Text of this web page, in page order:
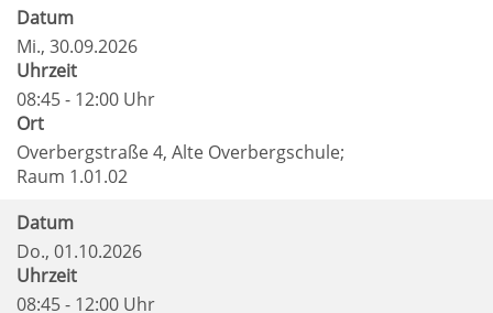
Datum
Mi., 30.09.2026
Uhrzeit
08:45 - 12:00 Uhr
Ort
Overbergstraße 4, Alte Overbergschule;
Raum 1.01.02
Datum
Do., 01.10.2026
Uhrzeit
08:45 - 12:00 Uhr